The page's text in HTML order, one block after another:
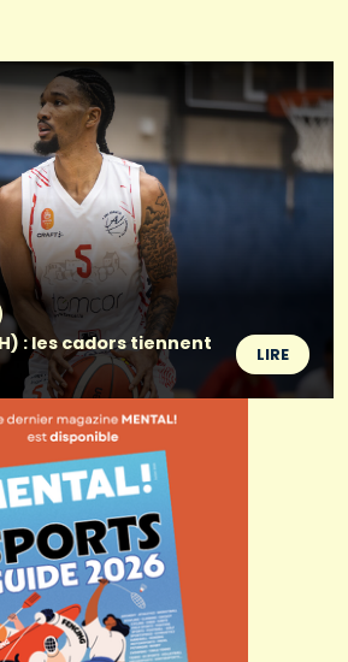
: les cadors tiennent
LIRE